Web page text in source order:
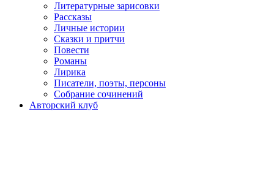
Литературные зарисовки
Рассказы
Личные истории
Сказки и притчи
Повести
Романы
Лирика
Писатели, поэты, персоны
Собрание сочинений
Авторский клуб